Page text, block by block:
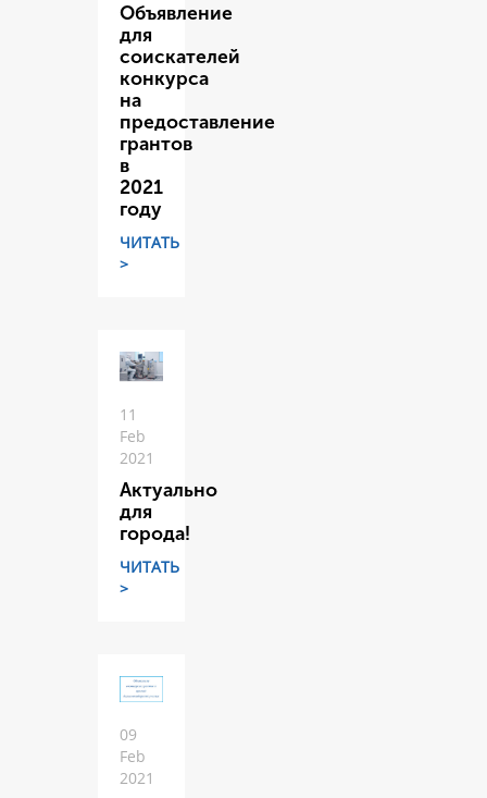
Объявление
для
соискателей
конкурса
на
предоставление
грантов
в
2021
году
ЧИТАТЬ
>
11
Feb
2021
Актуально
для
города!
ЧИТАТЬ
>
09
Feb
2021